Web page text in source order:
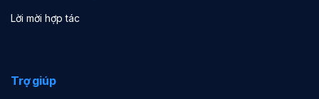
Lời mời hợp tác
Trợ giúp